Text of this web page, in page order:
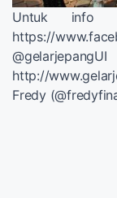
Untuk info
https://
http://
Fredy